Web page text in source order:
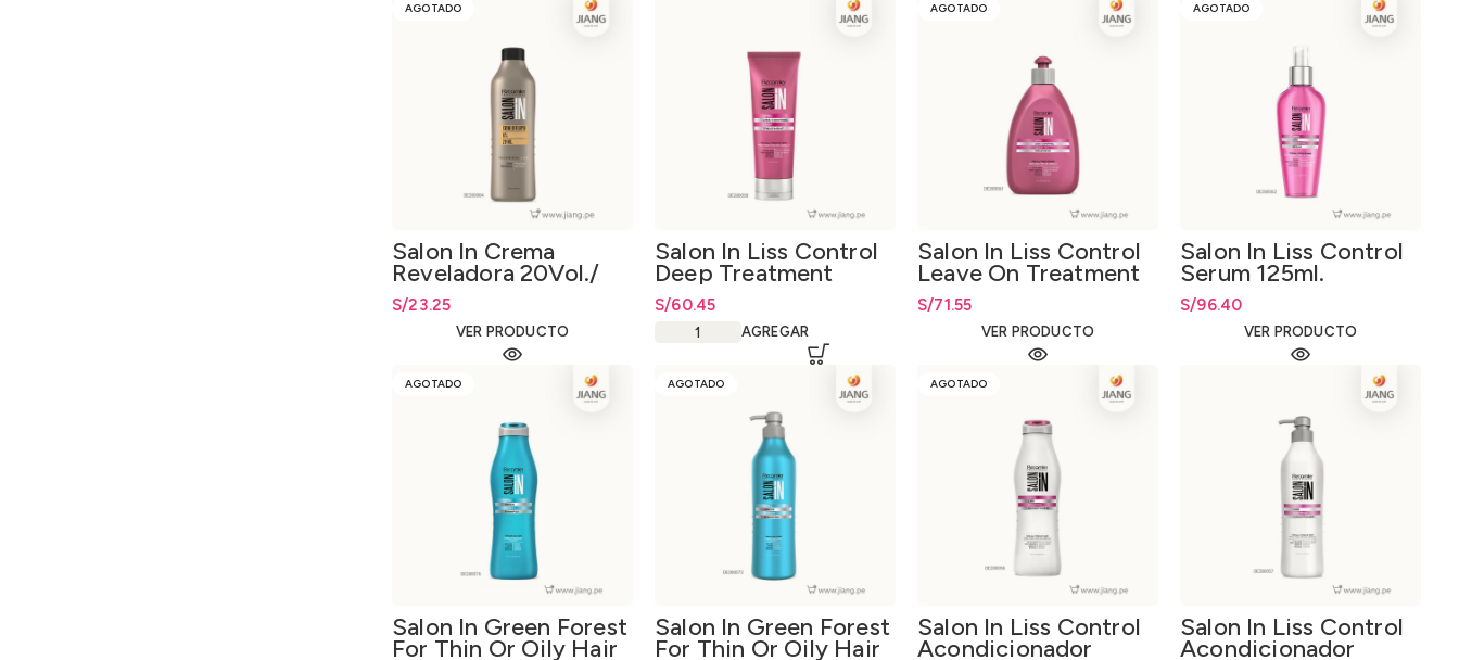
AGOTADO
Salon In Crema
Reveladora 20Vol./
6% 1000 ml
S/23.25
VER PRODUCTO
Salon In Liss Control
Deep Treatment
250ml.
S/60.45
AGREGAR
AGOTADO
Salon In Liss Control
Leave On Treatment
300ml.
S/71.55
VER PRODUCTO
AGOTADO
Salon In Liss Control
Serum 125ml.
S/96.40
VER PRODUCTO
AGOTADO
Salon In Green Forest
For Thin Or Oily Hair
AGOTADO
Salon In Green Forest
For Thin Or Oily Hair
AGOTADO
Salon In Liss Control
Acondicionador
Salon In Liss Control
Acondicionador